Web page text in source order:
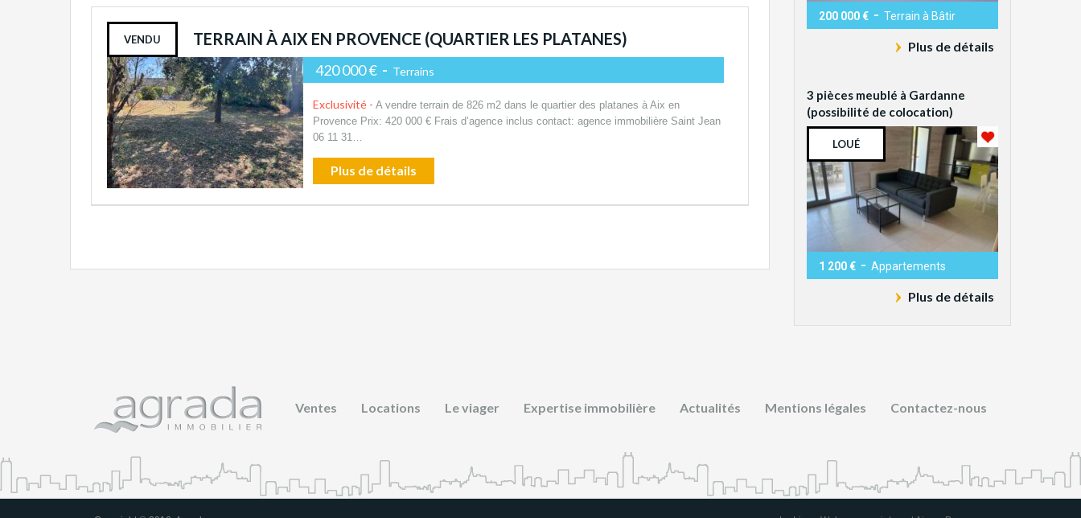
VENDU TERRAIN À AIX EN PROVENCE (QUARTIER LES PLATANES)
420 000 € - Terrains
Exclusivité - A vendre terrain de 826 m2 dans le quartier des platanes à Aix en
Provence Prix: 420 000 € Frais d’agence inclus contact: agence immobilière Saint Jean
06 11 31…
Plus de détails
200 000 € - Terrain à Bâtir
Plus de détails
3 pièces meublé à Gardanne
(possibilité de colocation)
LOUÉ
1 200 € - Appartements
Plus de détails
Ventes Locations Le viager Expertise immobilière Actualités Mentions légales Contactez-nous